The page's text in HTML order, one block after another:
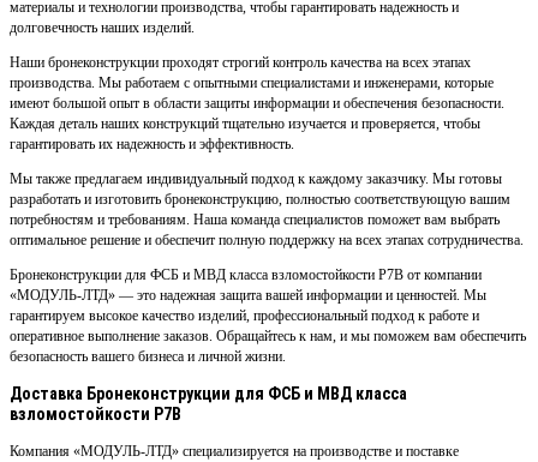
материалы и технологии производства, чтобы гарантировать надежность и
долговечность наших изделий.
Наши бронеконструкции проходят строгий контроль качества на всех этапах
производства. Мы работаем с опытными специалистами и инженерами, которые
имеют большой опыт в области защиты информации и обеспечения безопасности.
Каждая деталь наших конструкций тщательно изучается и проверяется, чтобы
гарантировать их надежность и эффективность.
Мы также предлагаем индивидуальный подход к каждому заказчику. Мы готовы
разработать и изготовить бронеконструкцию, полностью соответствующую вашим
потребностям и требованиям. Наша команда специалистов поможет вам выбрать
оптимальное решение и обеспечит полную поддержку на всех этапах сотрудничества.
Бронеконструкции для ФСБ и МВД класса взломостойкости Р7В от компании
«МОДУЛЬ-ЛТД» — это надежная защита вашей информации и ценностей. Мы
гарантируем высокое качество изделий, профессиональный подход к работе и
оперативное выполнение заказов. Обращайтесь к нам, и мы поможем вам обеспечить
безопасность вашего бизнеса и личной жизни.
Доставка Бронеконструкции для ФСБ и МВД класса
взломостойкости Р7В
Компания «МОДУЛЬ-ЛТД» специализируется на производстве и поставке